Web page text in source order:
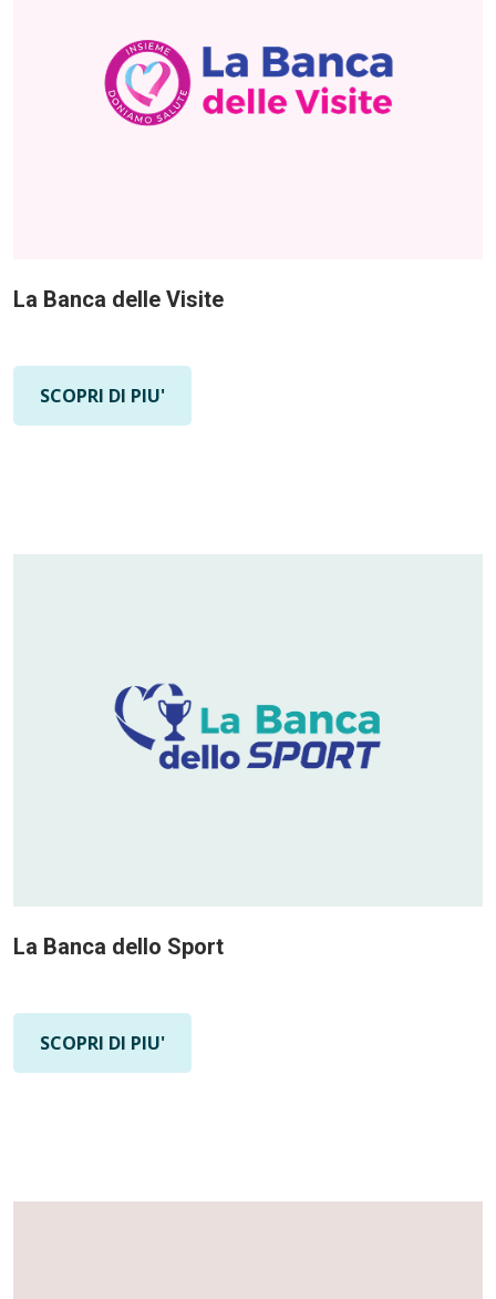
La Banca delle Visite
SCOPRI DI PIU'
La Banca dello Sport
SCOPRI DI PIU'